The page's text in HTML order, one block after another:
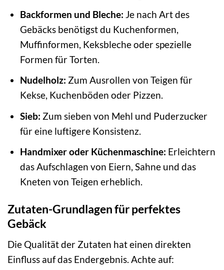
Backformen und Bleche: Je nach Art des
Gebäcks benötigst du Kuchenformen,
Muffinformen, Keksbleche oder spezielle
Formen für Torten.
Nudelholz: Zum Ausrollen von Teigen für
Kekse, Kuchenböden oder Pizzen.
Sieb: Zum sieben von Mehl und Puderzucker
für eine luftigere Konsistenz.
Handmixer oder Küchenmaschine: Erleichtern
das Aufschlagen von Eiern, Sahne und das
Kneten von Teigen erheblich.
Zutaten-Grundlagen für perfektes
Gebäck
Die Qualität der Zutaten hat einen direkten
Einfluss auf das Endergebnis. Achte auf: